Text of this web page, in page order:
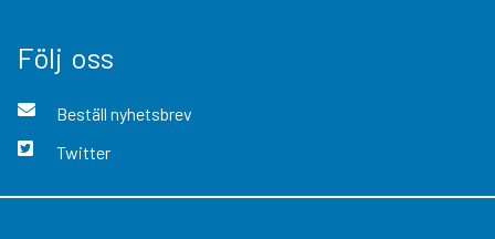
Följ oss
Beställ nyhetsbrev
Twitter